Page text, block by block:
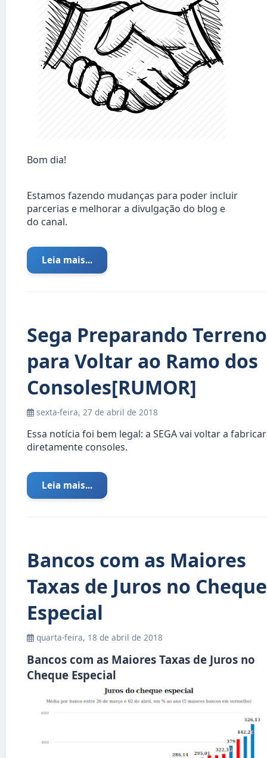
Bom dia!
Estamos fazendo mudanças para poder incluir
parcerias e melhorar a divulgação do blog e
do canal.
Leia mais...
Sega Preparando Terreno
para Voltar ao Ramo dos
Consoles[RUMOR]
sexta-feira, 27 de abril de 2018
Essa notícia foi bem legal: a SEGA vai voltar a fabricar
diretamente consoles.
Leia mais...
Bancos com as Maiores
Taxas de Juros no Cheque
Especial
quarta-feira, 18 de abril de 2018
Bancos com as Maiores Taxas de Juros no
Cheque Especial